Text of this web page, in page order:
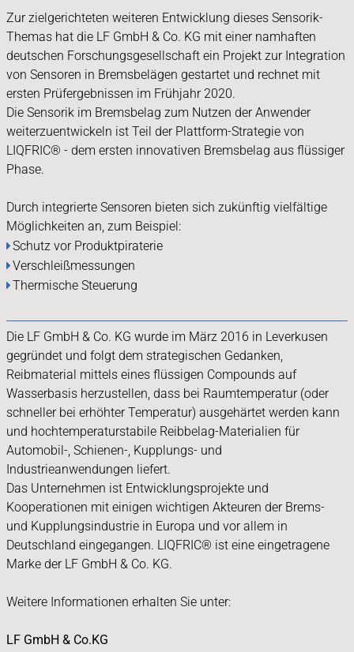
Zur zielgerichteten weiteren Entwicklung dieses Sensorik-
Themas hat die LF GmbH & Co. KG mit einer namhaften
deutschen Forschungsgesellschaft ein Projekt zur Integration
von Sensoren in Bremsbelägen gestartet und rechnet mit
ersten Prüfergebnissen im Frühjahr 2020.
Die Sensorik im Bremsbelag zum Nutzen der Anwender
weiterzuentwickeln ist Teil der Plattform-Strategie von
LIQFRIC® - dem ersten innovativen Bremsbelag aus flüssiger
Phase.
Durch integrierte Sensoren bieten sich zukünftig vielfältige
Möglichkeiten an, zum Beispiel:
Schutz vor Produktpiraterie
Verschleißmessungen
Thermische Steuerung
Die LF GmbH & Co. KG wurde im März 2016 in Leverkusen
gegründet und folgt dem strategischen Gedanken,
Reibmaterial mittels eines flüssigen Compounds auf
Wasserbasis herzustellen, dass bei Raumtemperatur (oder
schneller bei erhöhter Temperatur) ausgehärtet werden kann
und hochtemperaturstabile Reibbelag-Materialien für
Automobil-, Schienen-, Kupplungs- und
Industrieanwendungen liefert.
Das Unternehmen ist Entwicklungsprojekte und
Kooperationen mit einigen wichtigen Akteuren der Brems-
und Kupplungsindustrie in Europa und vor allem in
Deutschland eingegangen. LIQFRIC® ist eine eingetragene
Marke der LF GmbH & Co. KG.
Weitere Informationen erhalten Sie unter:
LF GmbH & Co.KG